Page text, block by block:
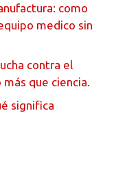
como
medico sin
contra el
que ciencia.
significa